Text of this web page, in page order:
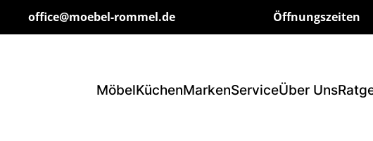
office@moebel-rommel.de Öffnungszeiten
MöbelKüchenMarkenServiceÜber Uns